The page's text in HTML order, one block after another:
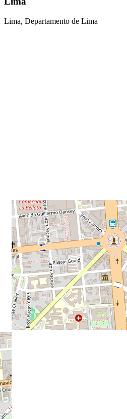
Lima, Departamento de Lima